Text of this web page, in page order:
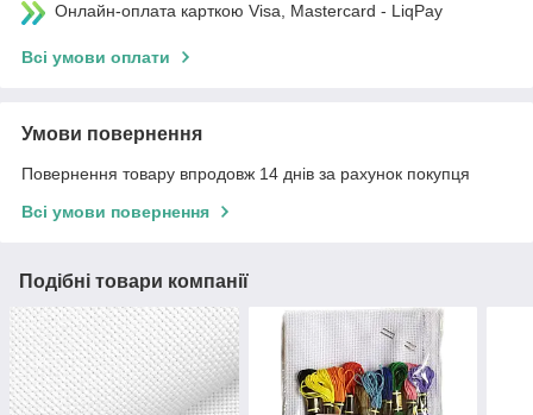
Онлайн-оплата карткою Visa, Mastercard - LiqPay
Всі умови оплати
Умови повернення
Повернення товару впродовж 14 днів за рахунок покупця
Всі умови повернення
Подібні товари компанії